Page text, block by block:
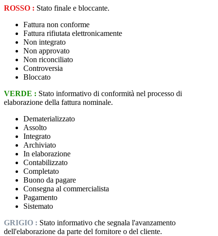
ROSSO : Stato finale e bloccante.
Fattura non conforme
Fattura rifiutata elettronicamente
Non integrato
Non approvato
Non riconciliato
Controversia
Bloccato
VERDE : Stato informativo di conformità nel processo di
elaborazione della fattura nominale.
Dematerializzato
Assolto
Integrato
Archiviato
In elaborazione
Contabilizzato
Completato
Buono da pagare
Consegna al commercialista
Pagamento
Sistemato
GRIGIO : Stato informativo che segnala l'avanzamento
dell'elaborazione da parte del fornitore o del cliente.